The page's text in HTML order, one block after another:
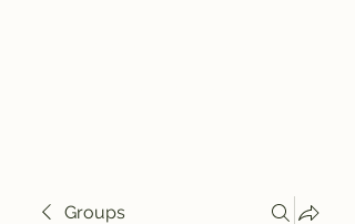
Groups